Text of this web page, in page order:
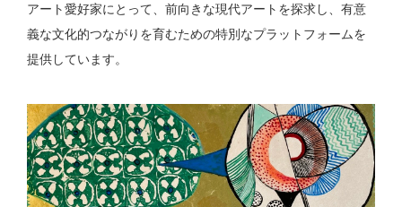
アート愛好家にとって、前向きな現代アートを探求し、有意
義な文化的つながりを育むための特別なプラットフォームを
提供しています。